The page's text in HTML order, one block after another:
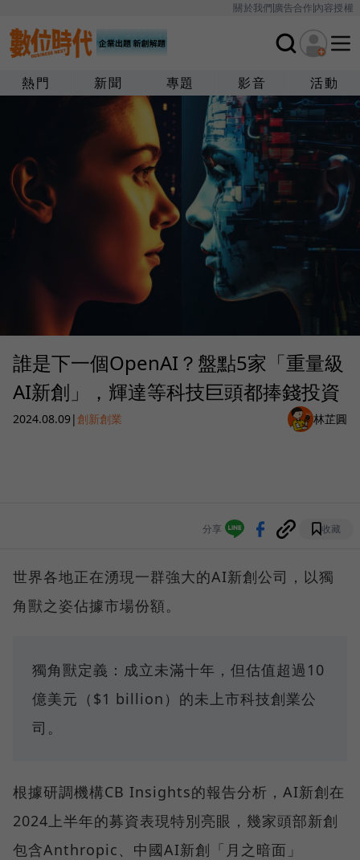
關於我們廣告合作內容授權
熱門 新聞 專題 影音 活動
誰是下一個OpenAI？盤點5家「重量級
AI新創」，輝達等科技巨頭都捧錢投資
2024.08.09|創新創業 林芷圓
分享 收藏
世界各地正在湧現一群強大的AI新創公司，以獨
角獸之姿佔據市場份額。
獨角獸定義：成立未滿十年，但估值超過10
億美元（$1 billion）的未上市科技創業公
司。
根據研調機構CB Insights的報告分析，AI新創在
2024上半年的募資表現特別亮眼，幾家頭部新創
包含Anthropic、中國AI新創「月之暗面」